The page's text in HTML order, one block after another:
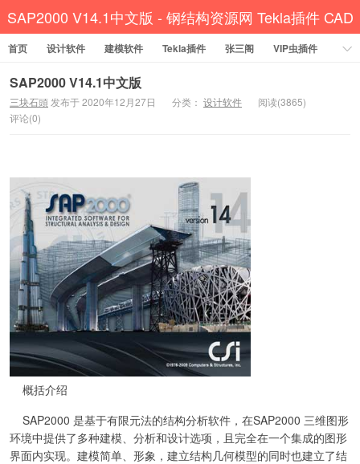
SAP2000 V14.1中文版 - 钢结构资源网 Tekla插件 CAD
工具 犀牛GH汉化 套料
首页 设计软件 建模软件 Tekla插件 张三阁
VIP虫插件
CAD插件
定尺提料 贱人工具箱
资讯教程
工程模型 关于网站
SAP2000 V14.1中文版
三块石頭 发布于 2020年12月27日 分类： 设计软件
阅读(3865)
评论(0)
概括介绍
SAP2000 是基于有限元法的结构分析软件，在SAP2000 三维图形
环境中提供了多种建模、分析和设计选项，且完全在一个集成的图形
界面内实现。建模简单、形象，建立结构几何模型的同时也建立了结